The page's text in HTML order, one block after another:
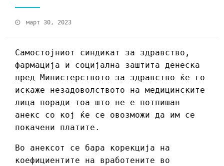
март 30, 2023
Самостојниот синдикат за здравство,
фармација и социјална заштита денеска
пред Министерството за здравство ќе го
искаже незадоволството на медицинските
лица поради тоа што не е потпишан
анекс со кој ќе се овозможи да им се
покачени платите.
Во анексот се бара корекција на
коефициентите на вработените во